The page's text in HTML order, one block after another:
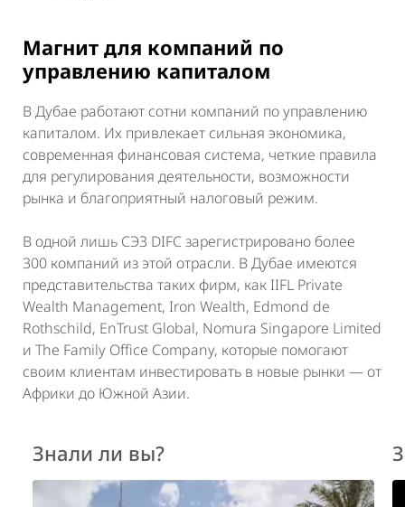
Магнит для компаний по
управлению капиталом
В Дубае работают сотни компаний по управлению
капиталом. Их привлекает сильная экономика,
современная финансовая система, четкие правила
для регулирования деятельности, возможности
рынка и благоприятный налоговый режим.
В одной лишь СЭЗ DIFC зарегистрировано более
300 компаний из этой отрасли. В Дубае имеются
представительства таких фирм, как IIFL Private
Wealth Management, Iron Wealth, Edmond de
Rothschild, EnTrust Global, Nomura Singapore Limited
и The Family Office Company, которые помогают
своим клиентам инвестировать в новые рынки — от
Африки до Южной Азии.
Знали ли вы?